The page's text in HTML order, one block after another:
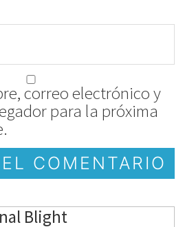
correo electrónico y
para la próxima